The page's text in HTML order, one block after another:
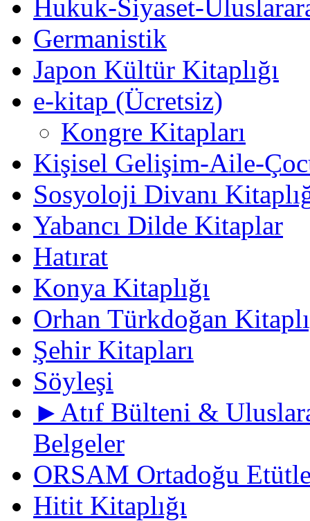
Hukuk-Siyaset-
Germanistik
Japon Kültür Kitaplığı
e-kitap (Ücretsiz)
Kongre Kitapları
Kişisel Gelişim-Aile-
Sosyoloji Divanı
Yabancı Dilde Kitaplar
Hatırat
Konya Kitaplığı
Orhan Türkdoğan
Şehir Kitapları
Söyleşi
►Atıf Bülteni &
Belgeler
ORSAM Ortadoğu
Hitit Kitaplığı